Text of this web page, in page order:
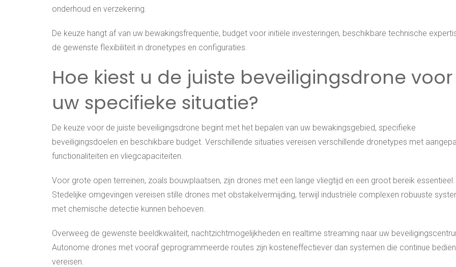
onderhoud en verzekering.
De keuze hangt af van uw bewakingsfrequentie, budget voor initiële investeringen, beschikbare technische
de gewenste flexibiliteit in dronetypes en configuraties.
Hoe kiest u de juiste beveiligingsdrone voor
uw specifieke situatie?
De keuze voor de juiste beveiligingsdrone begint met het bepalen van uw bewakingsgebied, specifieke
beveiligingsdoelen en beschikbare budget. Verschillende situaties vereisen verschillende dronetypes met
functionaliteiten en vliegcapaciteiten.
Voor grote open terreinen, zoals bouwplaatsen, zijn drones met een lange vliegtijd en een groot bereik essentieel.
Stedelijke omgevingen vereisen stille drones met obstakelvermijding, terwijl industriële complexen robuuste
met chemische detectie kunnen behoeven.
Overweeg de gewenste beeldkwaliteit, nachtzichtmogelijkheden en realtime streaming naar uw
Autonome drones met vooraf geprogrammeerde routes zijn kosteneffectiever dan systemen die continue
vereisen.